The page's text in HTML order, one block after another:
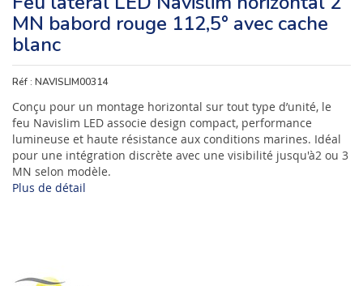
MN babord rouge 112,5° avec cache
blanc
Réf : NAVISLIM00314
Conçu pour un montage horizontal sur tout type d’unité, le
feu Navislim LED associe design compact, performance
lumineuse et haute résistance aux conditions marines. Idéal
pour une intégration discrète avec une visibilité jusqu'à2 ou 3
MN selon modèle.
Plus de détail